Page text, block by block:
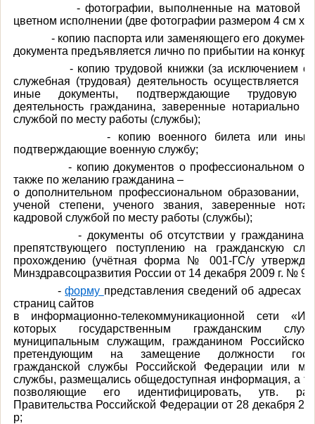
- фотографии, выполненные на матовой
цветном исполнении (две фотографии размером 4 см x
- копию паспорта или заменяющего его документа
документа предъявляется лично по прибытии на
- копию трудовой книжки (за исключением
служебная (трудовая) деятельность осуществляется
иные документы, подтверждающие трудовую
деятельность гражданина, заверенные нотариально
службой по месту работы (службы);
- копию военного билета или иные
подтверждающие военную службу;
- копию документов о профессиональном
также по желанию гражданина –
о дополнительном профессиональном образовании, о
ученой степени, ученого звания, заверенные
кадровой службой по месту работы (службы);
- документы об отсутствии у гражданина
препятствующего поступлению на гражданскую
прохождению (учётная форма № 001-ГС/у
Минздравсоцразвития России от 14 декабря 2009 г. №
-форму представления сведений об адресах
страниц сайтов
в информационно-телекоммуникационной сети
которых государственным гражданским
муниципальным служащим, гражданином
претендующим на замещение должности
гражданской службы Российской Федерации или
службы, размещались общедоступная информация, а
позволяющие его идентифицировать, утв.
Правительства Российской Федерации от 28 декабря
р;